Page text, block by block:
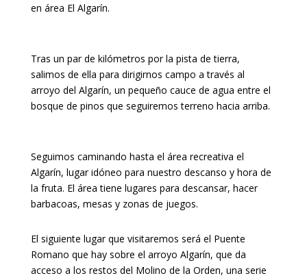
en área El Algarín.
Tras un par de kilómetros por la pista de tierra,
salimos de ella para dirigirnos campo a través al
arroyo del Algarín, un pequeño cauce de agua entre el
bosque de pinos que seguiremos terreno hacia arriba.
Seguimos caminando hasta el área recreativa el
Algarín, lugar idóneo para nuestro descanso y hora de
la fruta. El área tiene lugares para descansar, hacer
barbacoas, mesas y zonas de juegos.
El siguiente lugar que visitaremos será el Puente
Romano que hay sobre el arroyo Algarín, que da
acceso a los restos del Molino de la Orden, una serie